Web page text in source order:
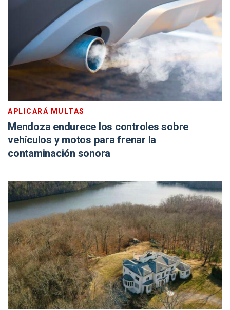
APLICARÁ MULTAS
Mendoza endurece los controles sobre
vehículos y motos para frenar la
contaminación sonora